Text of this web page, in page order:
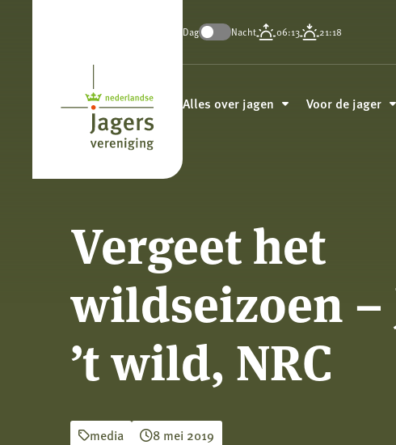
Nederlandse
Jagersvereniging
Dag Nacht 06:13 21:18
Alles over jagen Voor de jager
Vergeet het
wildseizoen –
’t wild, NRC
media 8 mei 2019